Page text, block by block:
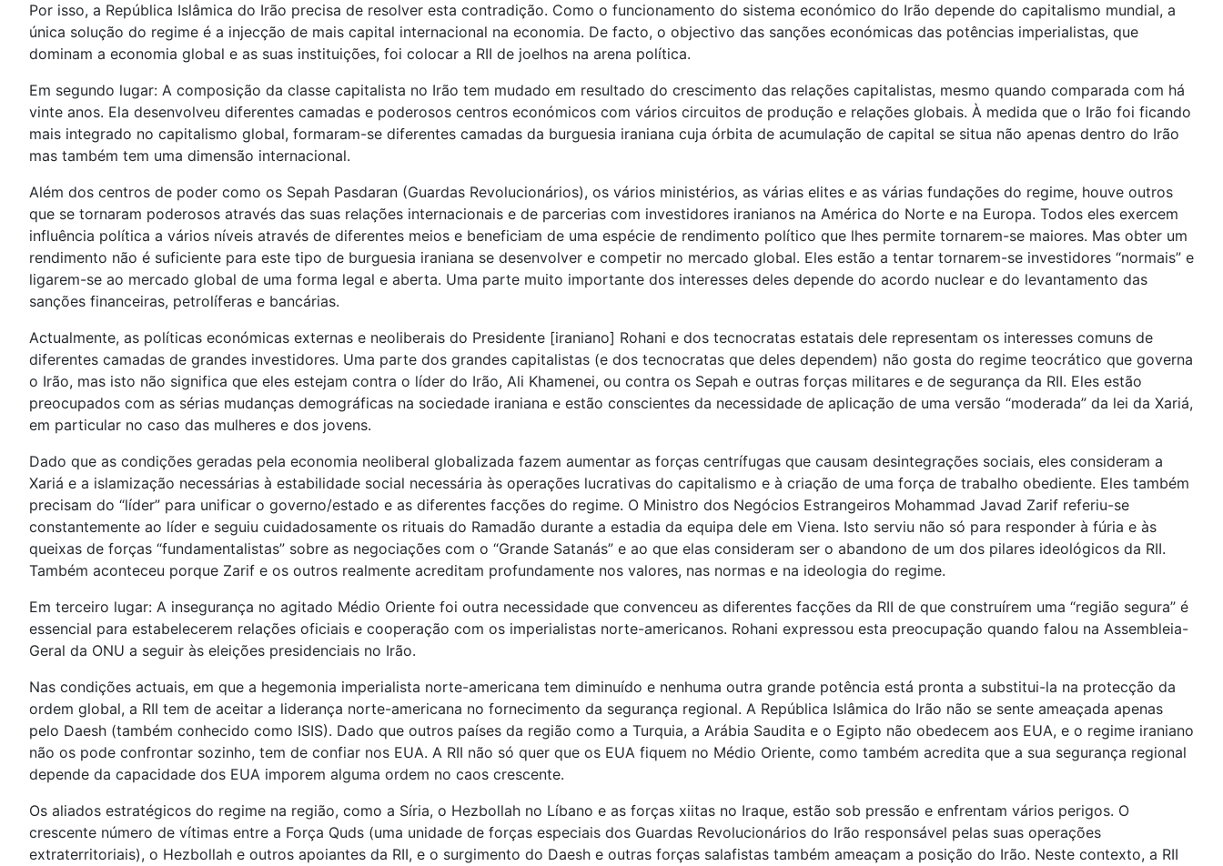
Por isso, a República Islâmica do Irão precisa de resolver esta contradição. Como o funcionamento do sistema económico do Irão depende do capitalismo mundial, a
única solução do regime é a injecção de mais capital internacional na economia. De facto, o objectivo das sanções económicas das potências imperialistas, que
dominam a economia global e as suas instituições, foi colocar a RII de joelhos na arena política.
Em segundo lugar: A composição da classe capitalista no Irão tem mudado em resultado do crescimento das relações capitalistas, mesmo quando comparada com há
vinte anos. Ela desenvolveu diferentes camadas e poderosos centros económicos com vários circuitos de produção e relações globais. À medida que o Irão foi ficando
mais integrado no capitalismo global, formaram-se diferentes camadas da burguesia iraniana cuja órbita de acumulação de capital se situa não apenas dentro do Irão
mas também tem uma dimensão internacional.
Além dos centros de poder como os Sepah Pasdaran (Guardas Revolucionários), os vários ministérios, as várias elites e as várias fundações do regime, houve outros
que se tornaram poderosos através das suas relações internacionais e de parcerias com investidores iranianos na América do Norte e na Europa. Todos eles exercem
influência política a vários níveis através de diferentes meios e beneficiam de uma espécie de rendimento político que lhes permite tornarem-se maiores. Mas obter um
rendimento não é suficiente para este tipo de burguesia iraniana se desenvolver e competir no mercado global. Eles estão a tentar tornarem-se investidores “normais” e
ligarem-se ao mercado global de uma forma legal e aberta. Uma parte muito importante dos interesses deles depende do acordo nuclear e do levantamento das
sanções financeiras, petrolíferas e bancárias.
Actualmente, as políticas económicas externas e neoliberais do Presidente [iraniano] Rohani e dos tecnocratas estatais dele representam os interesses comuns de
diferentes camadas de grandes investidores. Uma parte dos grandes capitalistas (e dos tecnocratas que deles dependem) não gosta do regime teocrático que governa
o Irão, mas isto não significa que eles estejam contra o líder do Irão, Ali Khamenei, ou contra os Sepah e outras forças militares e de segurança da RII. Eles estão
preocupados com as sérias mudanças demográficas na sociedade iraniana e estão conscientes da necessidade de aplicação de uma versão “moderada” da lei da Xariá,
em particular no caso das mulheres e dos jovens.
Dado que as condições geradas pela economia neoliberal globalizada fazem aumentar as forças centrífugas que causam desintegrações sociais, eles consideram a
Xariá e a islamização necessárias à estabilidade social necessária às operações lucrativas do capitalismo e à criação de uma força de trabalho obediente. Eles também
precisam do “líder” para unificar o governo/estado e as diferentes facções do regime. O Ministro dos Negócios Estrangeiros Mohammad Javad Zarif referiu-se
constantemente ao líder e seguiu cuidadosamente os rituais do Ramadão durante a estadia da equipa dele em Viena. Isto serviu não só para responder à fúria e às
queixas de forças “fundamentalistas” sobre as negociações com o “Grande Satanás” e ao que elas consideram ser o abandono de um dos pilares ideológicos da RII.
Também aconteceu porque Zarif e os outros realmente acreditam profundamente nos valores, nas normas e na ideologia do regime.
Em terceiro lugar: A insegurança no agitado Médio Oriente foi outra necessidade que convenceu as diferentes facções da RII de que construírem uma “região segura” é
essencial para estabelecerem relações oficiais e cooperação com os imperialistas norte-americanos. Rohani expressou esta preocupação quando falou na Assembleia-
Geral da ONU a seguir às eleições presidenciais no Irão.
Nas condições actuais, em que a hegemonia imperialista norte-americana tem diminuído e nenhuma outra grande potência está pronta a substitui-la na protecção da
ordem global, a RII tem de aceitar a liderança norte-americana no fornecimento da segurança regional. A República Islâmica do Irão não se sente ameaçada apenas
pelo Daesh (também conhecido como ISIS). Dado que outros países da região como a Turquia, a Arábia Saudita e o Egipto não obedecem aos EUA, e o regime iraniano
não os pode confrontar sozinho, tem de confiar nos EUA. A RII não só quer que os EUA fiquem no Médio Oriente, como também acredita que a sua segurança regional
depende da capacidade dos EUA imporem alguma ordem no caos crescente.
Os aliados estratégicos do regime na região, como a Síria, o Hezbollah no Líbano e as forças xiitas no Iraque, estão sob pressão e enfrentam vários perigos. O
crescente número de vítimas entre a Força Quds (uma unidade de forças especiais dos Guardas Revolucionários do Irão responsável pelas suas operações
extraterritoriais), o Hezbollah e outros apoiantes da RII, e o surgimento do Daesh e outras forças salafistas também ameaçam a posição do Irão. Neste contexto, a RII